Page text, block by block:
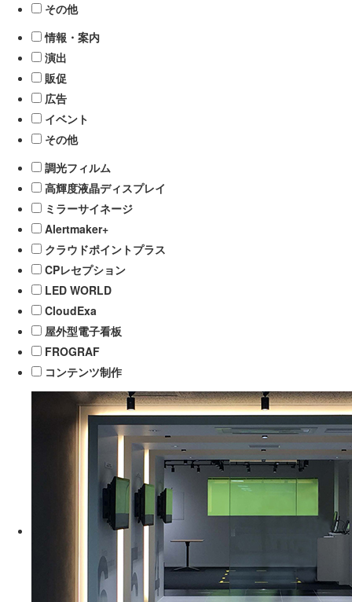
その他
情報・案内
演出
販促
広告
イベント
その他
調光フィルム
高輝度液晶ディスプレイ
ミラーサイネージ
Alertmaker+
クラウドポイントプラス
CPレセプション
LED WORLD
CloudExa
屋外型電子看板
FROGRAF
コンテンツ制作